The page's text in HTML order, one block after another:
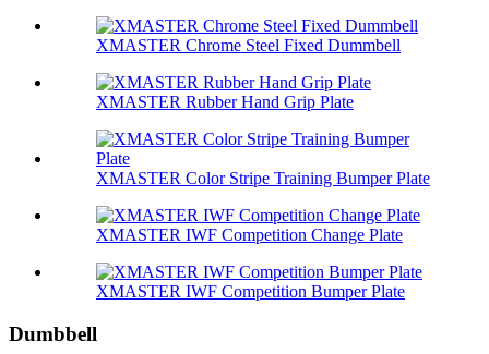
XMASTER Chrome Steel Fixed Dummbell
XMASTER Rubber Hand Grip Plate
XMASTER Color Stripe Training Bumper Plate
XMASTER IWF Competition Change Plate
XMASTER IWF Competition Bumper Plate
Dumbbell